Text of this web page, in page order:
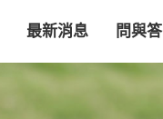
最新消息 問與答